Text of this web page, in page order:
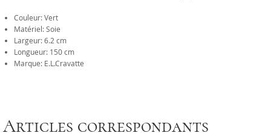
Couleur: Vert
Matériel: Soie
Largeur: 6.2 cm
Longueur: 150 cm
Marque: E.L.Cravatte
Articles correspondants